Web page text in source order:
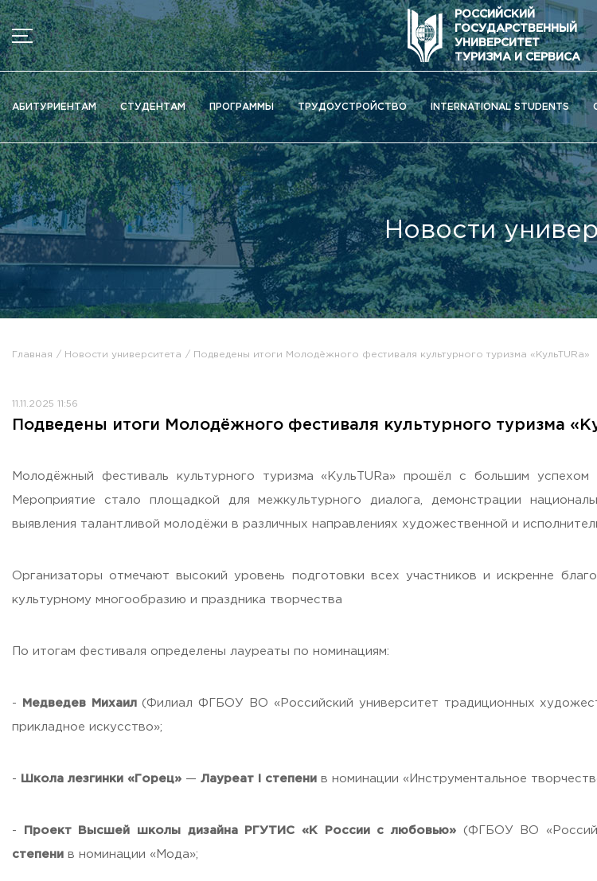
РОССИЙСКИЙ
ГОСУДАРСТВЕННЫЙ
УНИВЕРСИТЕТ
ТУРИЗМА И СЕРВИСА
АБИТУРИЕНТАМ СТУДЕНТАМ ПРОГРАММЫ ТРУДОУСТРОЙСТВО INTERNATIONAL STUDENTS
МЕНЮ
Новости
Объявления
Документы
Сведения об образовательной организации
Официально о приёме
Научная деятельность
Высшие школы / Институты / Департаменты
Дополнительное образование
Федеральный ресурсный центр
Вакантные места для приема (перевода)
Жилищно-коммунальное хозяйство
Визово-регистрационное сопровождение иностранных граждан
Партнерские проекты
Олимпиады
Политика доступа, авторских прав и лицензирования
Фирменный стиль
Молодежный фестиваль культурного туризма «КульTURа»
Антимонопольный комплаенс
ЗАКАЗАТЬ ОБРАТНЫЙ ЗВОНОК
АДРЕС
141221, Московская обл.,
Новости
Главная Новости университета Подведены итоги Молодёжного фестиваля культурного туризма «КульTURa»
11.11.2025 11:56
Подведены итоги Молодёжного фестиваля культурного туризма
Молодёжный фестиваль культурного туризма «КульTURa» прошёл с большим
Мероприятие стало площадкой для межкультурного диалога, демонстрации
выявления талантливой молодёжи в различных направлениях художественной и
Организаторы отмечают высокий уровень подготовки всех участников и искренне
культурному многообразию и праздника творчества
По итогам фестиваля определены лауреаты по номинациям:
- Медведев Михаил(Филиал ФГБОУ ВО «Российский университет традиционных
прикладное искусство»;
- Школа лезгинки «Горец» — Лауреат I степени в номинации «Инструментальное
- Проект Высшей школы дизайна РГУТИС «К России с любовью» (ФГБОУ ВО
степени в номинации «Мода»;